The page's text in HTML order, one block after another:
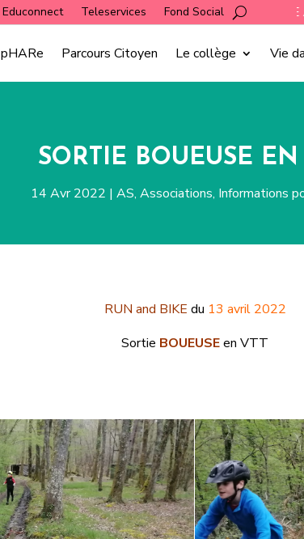
Educonnect Teleservices Fond Social
⚠ HORAIRES RENTREE ⚠
pHARe Parcours Citoyen Le collège Vie
SORTIE BOUEUSE EN
14 Avr 2022 | AS, Associations, Informations
RUN and BIKE du 13 avril 2022
Sortie BOUEUSEen VTT